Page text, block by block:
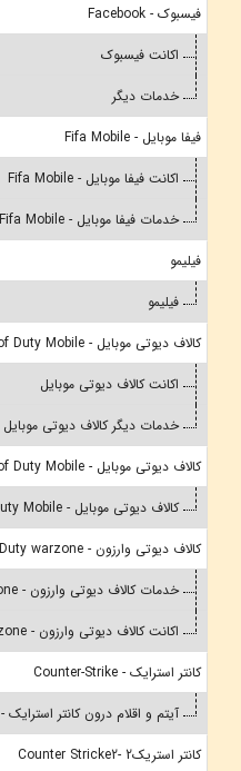
فیسبوک - Facebook
اکانت فیسبوک
خدمات دیگر
فیفا موبایل - Fifa Mobile
اکانت فیفا موبایل - Fifa Mobile
خدمات فیفا موبایل - Fifa Mobile
فیلیمو
فیلیمو
کالاف دیوتی موبایل - Call of Duty Mobile
اکانت کالاف دیوتی موبایل
خدمات دیگر کالاف دیوتی موبایل
کالاف دیوتی موبایل - Call of Duty Mobile
کالاف دیوتی موبایل - Call of Duty Mobile
کالاف دیوتی وارزون - Call of Duty warzone
خدمات کالاف دیوتی وارزون - Call of Duty warzone
اکانت کالاف دیوتی وارزون - Call of Duty warzone
کانتر استرایک - Counter-Strike
آیتم و اقلام درون کانتر استرایک - Counter-Strike Items
کانتر استریک2 -Counter Stricke2